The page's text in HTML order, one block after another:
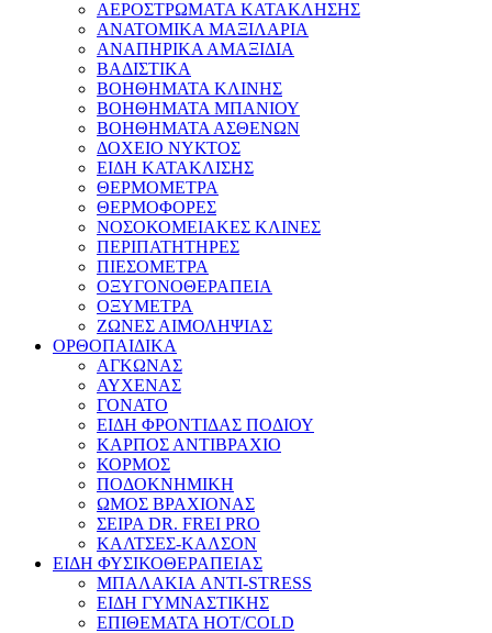
ΑΕΡΟΣΤΡΩΜΑΤΑ ΚΑΤΑΚΛΗΣΗΣ
ΑΝΑΤΟΜΙΚΑ ΜΑΞΙΛΑΡΙΑ
ΑΝΑΠΗΡΙΚΑ ΑΜΑΞΙΔΙΑ
ΒΑΔΙΣΤΙΚΑ
ΒΟΗΘΗΜΑΤΑ ΚΛΙΝΗΣ
ΒΟΗΘΗΜΑΤΑ ΜΠΑΝΙΟΥ
ΒΟΗΘΗΜΑΤΑ ΑΣΘΕΝΩΝ
ΔΟΧΕΙΟ ΝΥΚΤΟΣ
ΕΙΔΗ ΚΑΤΑΚΛΙΣΗΣ
ΘΕΡΜΟΜΕΤΡΑ
ΘΕΡΜΟΦΟΡΕΣ
ΝΟΣΟΚΟΜΕΙΑΚΕΣ ΚΛΙΝΕΣ
ΠΕΡΙΠΑΤΗΤΗΡΕΣ
ΠΙΕΣΟΜΕΤΡΑ
ΟΞΥΓΟΝΟΘΕΡΑΠΕΙΑ
ΟΞΥΜΕΤΡΑ
ΖΩΝΕΣ ΑΙΜΟΛΗΨΙΑΣ
ΟΡΘΟΠΑΙΔΙΚΑ
ΑΓΚΩΝΑΣ
ΑΥΧΕΝΑΣ
ΓΟΝΑΤΟ
ΕΙΔΗ ΦΡΟΝΤΙΔΑΣ ΠΟΔΙΟΥ
ΚΑΡΠΟΣ ΑΝΤΙΒΡΑΧΙΟ
ΚΟΡΜΟΣ
ΠΟΔΟΚΝΗΜΙΚΗ
ΩΜΟΣ ΒΡΑΧΙΟΝΑΣ
ΣΕΙΡΑ DR. FREI PRO
ΚΑΛΤΣΕΣ-ΚΑΛΣΟΝ
ΕΙΔΗ ΦΥΣΙΚΟΘΕΡΑΠΕΙΑΣ
ΜΠΑΛΑΚΙΑ ANTI-STRESS
ΕΙΔΗ ΓΥΜΝΑΣΤΙΚΗΣ
ΕΠΙΘΕΜΑΤΑ HOT/COLD